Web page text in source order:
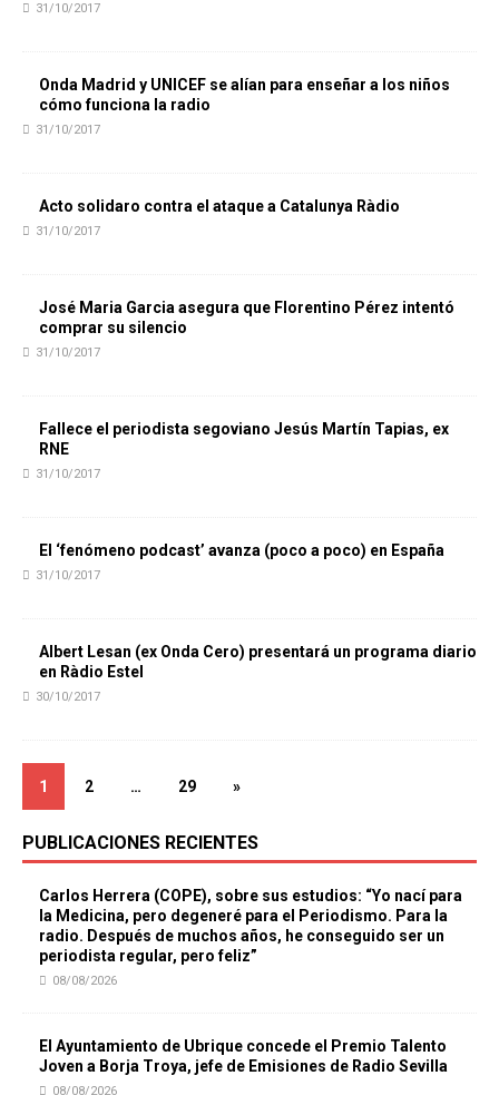
31/10/2017
Onda Madrid y UNICEF se alían para enseñar a los niños
cómo funciona la radio
31/10/2017
Acto solidaro contra el ataque a Catalunya Ràdio
31/10/2017
José Maria Garcia asegura que Florentino Pérez intentó
comprar su silencio
31/10/2017
Fallece el periodista segoviano Jesús Martín Tapias, ex
RNE
31/10/2017
El ‘fenómeno podcast’ avanza (poco a poco) en España
31/10/2017
Albert Lesan (ex Onda Cero) presentará un programa diario
en Ràdio Estel
30/10/2017
1 2 … 29 »
PUBLICACIONES RECIENTES
Carlos Herrera (COPE), sobre sus estudios: “Yo nací para
la Medicina, pero degeneré para el Periodismo. Para la
radio. Después de muchos años, he conseguido ser un
periodista regular, pero feliz”
08/08/2026
El Ayuntamiento de Ubrique concede el Premio Talento
Joven a Borja Troya, jefe de Emisiones de Radio Sevilla
08/08/2026